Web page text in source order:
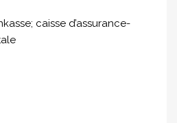
caisse d’assurance-